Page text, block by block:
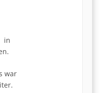
am
in
war